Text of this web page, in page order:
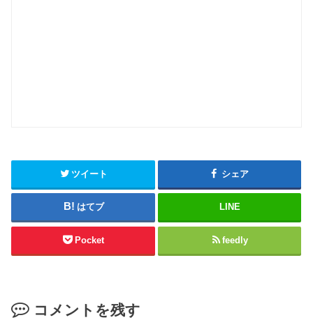
ツイート シェア
はてブ LINE
Pocket feedly
コメントを残す